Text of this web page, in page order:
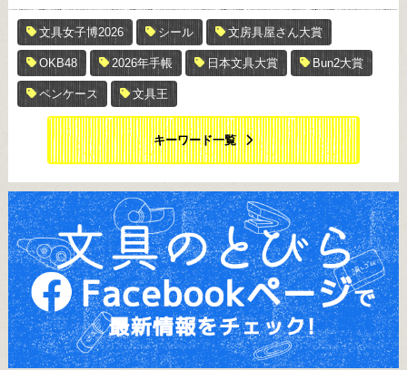
文具女子博2026 シール 文房具屋さん大賞
OKB48 2026年手帳 日本文具大賞 Bun2大賞
ペンケース 文具王
キーワード一覧